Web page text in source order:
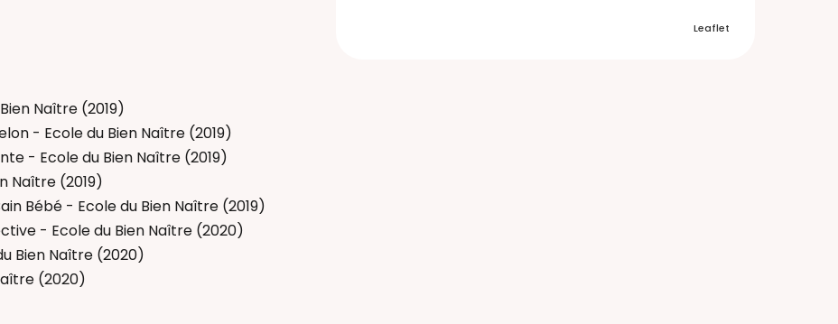
bébé
périnatal(e)
Naître (2019)
- Ecole du Bien Naître (2019)
- Ecole du Bien Naître (2019)
Naître (2019)
Bébé - Ecole du Bien Naître (2019)
- Ecole du Bien Naître (2020)
Bien Naître (2020)
(2020)
Leaflet